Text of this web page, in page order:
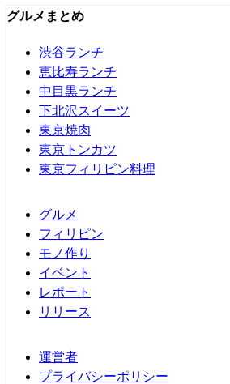
グルメまとめ
渋谷ランチ
恵比寿ランチ
中目黒ランチ
下北沢スイーツ
東京焼肉
東京トンカツ
東京フィリピン料理
グルメ
フィリピン
モノ作り
イベント
レポート
リリース
運営者
プライバシーポリシー